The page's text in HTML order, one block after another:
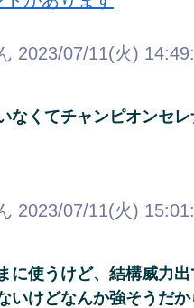
2023/07/11(火)
なくてチャンピオンセ
2023/07/11(火)
に使うけど、結構威力出
いけどなんか強そうだ